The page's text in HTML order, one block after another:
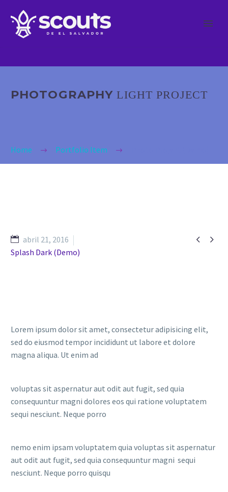
PHOTOGRAPHYLIGHT PROJECT
Home Portfolio Item
 
abril 21, 2016
Splash Dark (Demo)
Lorem ipsum dolor sit amet, consectetur adipisicing elit,
sed do eiusmod tempor incididunt ut labore et dolore
magna aliqua. Ut enim ad
voluptas sit aspernatur aut odit aut fugit, sed quia
consequuntur magni dolores eos qui ratione voluptatem
sequi nesciunt. Neque porro
nemo enim ipsam voluptatem quia voluptas sit aspernatur
aut odit aut fugit, sed quia consequuntur magni sequi
nesciunt. Neque porro quisqu